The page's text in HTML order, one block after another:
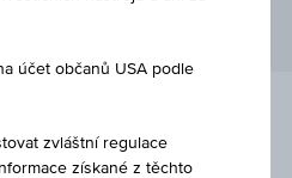
účet občanů USA podle
zvláštní regulace
získané z těchto